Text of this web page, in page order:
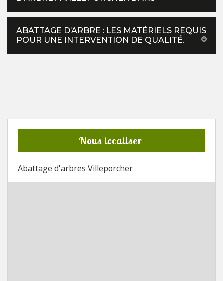
ABATTAGE D’ARBRE : LES MATÉRIELS REQUIS
POUR UNE INTERVENTION DE QUALITÉ.
Nous localiser
Abattage d'arbres Villeporcher